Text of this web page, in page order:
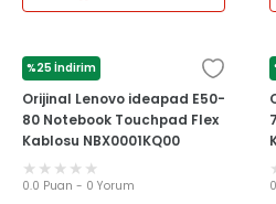
%25 İndirim
LENOVO
Orijinal Lenovo ideapad E50-
80 Notebook Touchpad Flex
Kablosu NBX0001KQ00
0.0 Puan - 0 Yorum